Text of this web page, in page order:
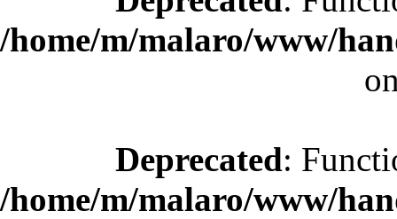
/home/m/malaro/www/
Deprecated:
/home/m/malaro/www/